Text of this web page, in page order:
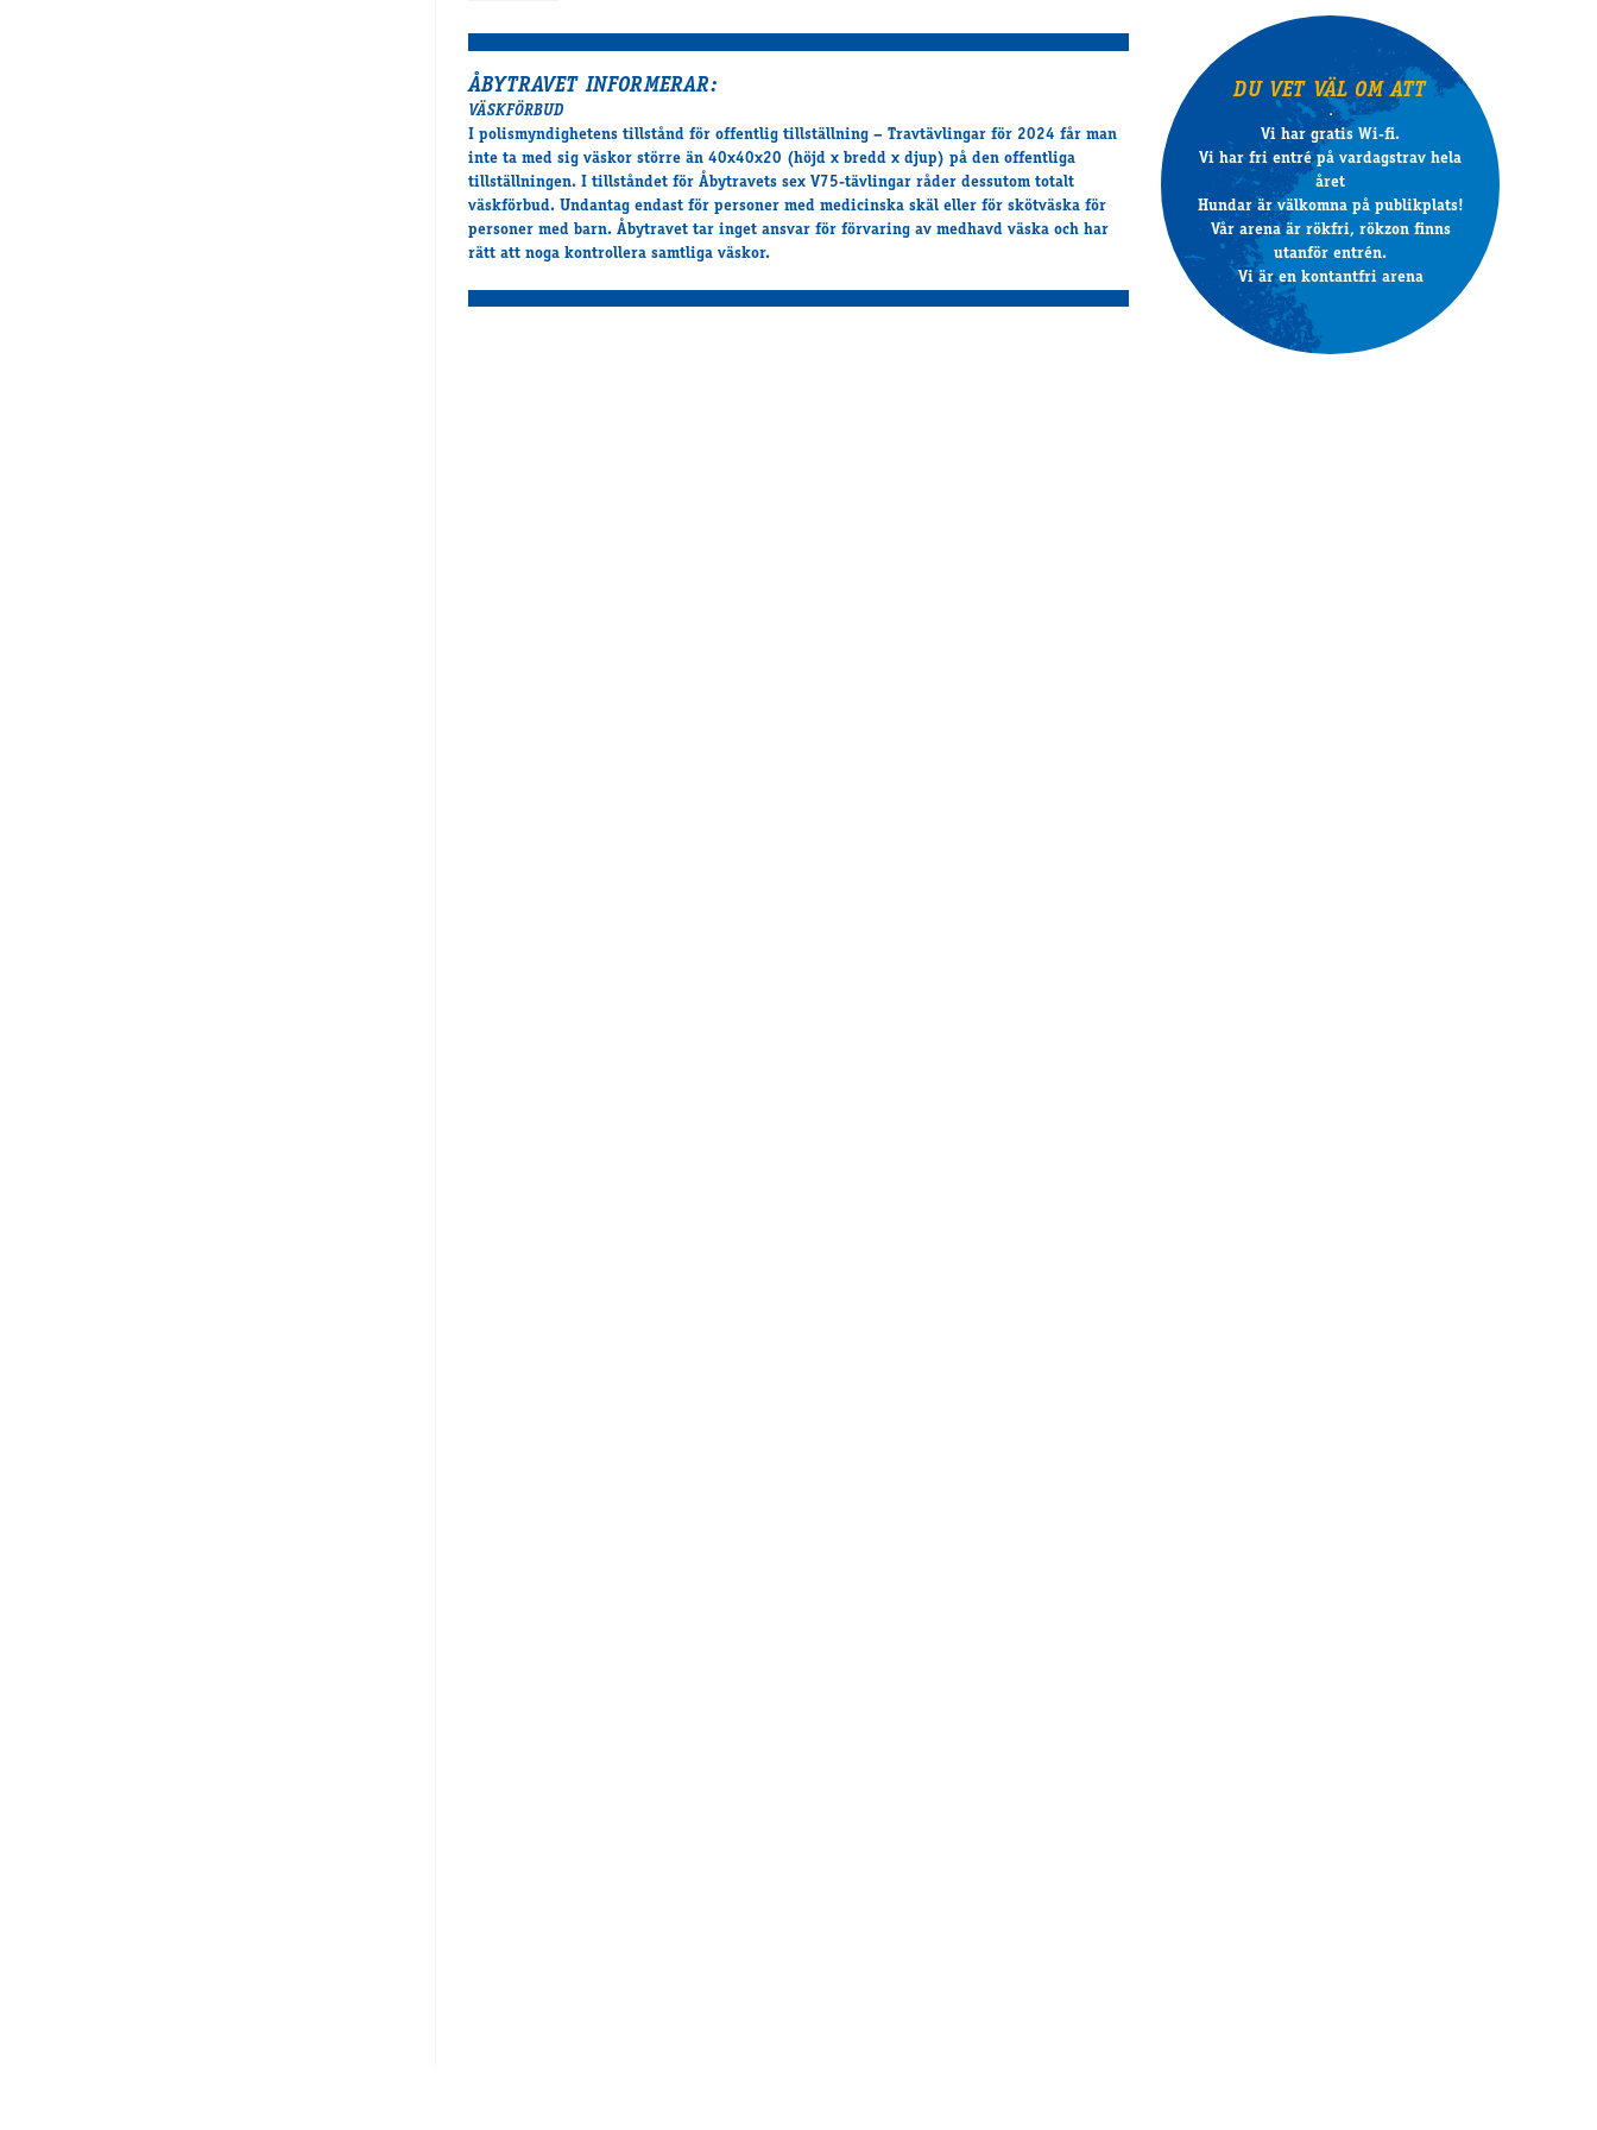
ÅBYTRAVET INFORMERAR:
VÄSKFÖRBUD
I polismyndighetens tillstånd för offentlig tillställning – Travtävlingar för 2024 får man
inte ta med sig väskor större än 40x40x20 (höjd x bredd x djup) på den offentliga
tillställningen. I tillståndet för Åbytravets sex V75-tävlingar råder dessutom totalt
väskförbud. Undantag endast för personer med medicinska skäl eller för skötväska för
personer med barn. Åbytravet tar inget ansvar för förvaring av medhavd väska och har
rätt att noga kontrollera samtliga väskor.
DU VET VÄL OM ATT
Vi har gratis Wi-fi.
Vi har fri entré på vardagstrav hela
året
Hundar är välkomna på publikplats!
Vår arena är rökfri, rökzon finns
utanför entrén.
Vi är en kontantfri arena